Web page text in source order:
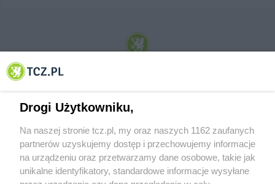
© 2001-2026 Tczew - TCZ.PL Sp. z o.o. Internetowy Serwis Informacyjny Miasta
Drogi Użytkowniku,
Na naszej stronie tcz.pl, my oraz naszych 1162 zaufanych
partnerów uzyskujemy dostęp i przechowujemy informacje
na urządzeniu oraz przetwarzamy dane osobowe, takie jak
unikalne identyfikatory, standardowe informacje wysyłane